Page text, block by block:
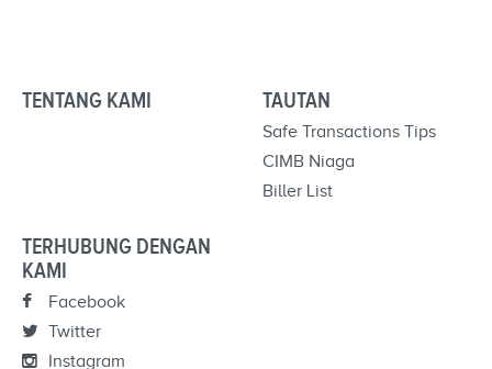
TENTANG KAMI TAUTAN
Safe Transactions Tips
CIMB Niaga
Biller List
TERHUBUNG DENGAN
KAMI
Facebook
Twitter
Instagram